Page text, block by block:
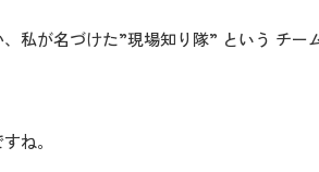
私が名づけた”現場知り隊” という チーム
ね。